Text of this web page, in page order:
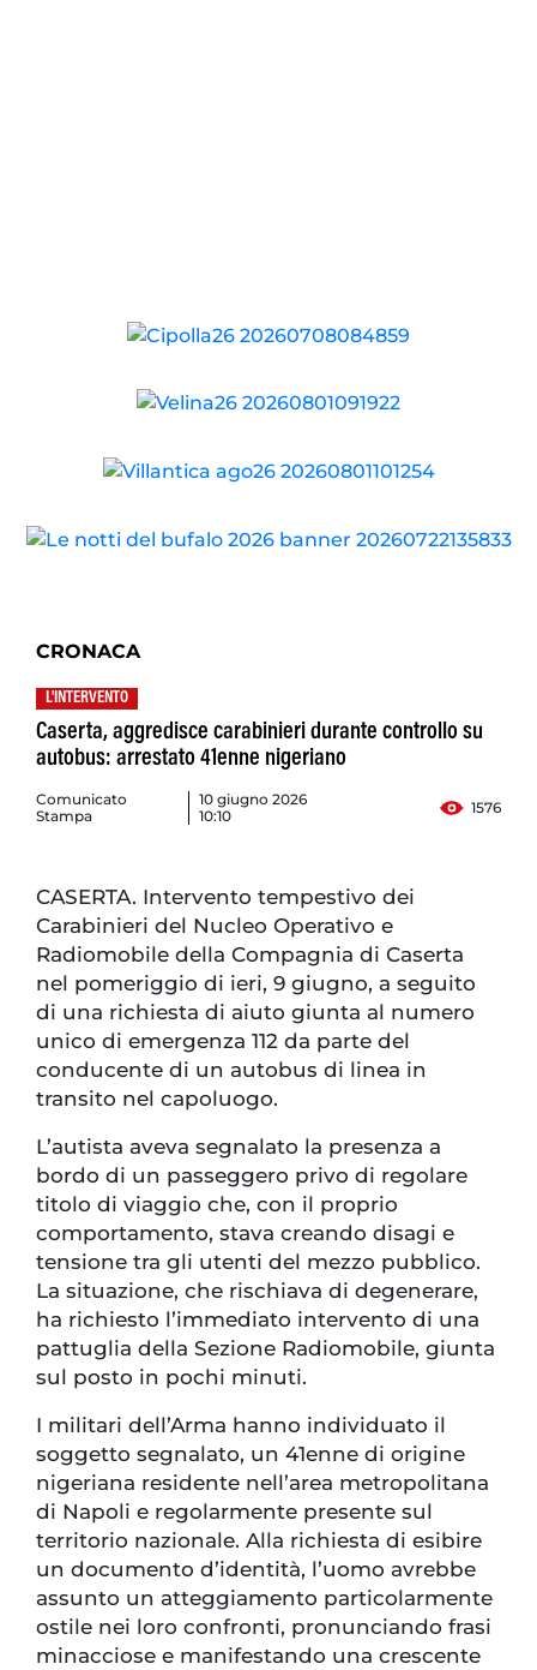
CRONACA
L'INTERVENTO
Caserta, aggredisce carabinieri durante controllo su
autobus: arrestato 41enne nigeriano
Comunicato
Stampa
10 giugno 2026
10:10
1576
CASERTA. Intervento tempestivo dei
Carabinieri del Nucleo Operativo e
Radiomobile della Compagnia di Caserta
nel pomeriggio di ieri, 9 giugno, a seguito
di una richiesta di aiuto giunta al numero
unico di emergenza 112 da parte del
conducente di un autobus di linea in
transito nel capoluogo.
L’autista aveva segnalato la presenza a
bordo di un passeggero privo di regolare
titolo di viaggio che, con il proprio
comportamento, stava creando disagi e
tensione tra gli utenti del mezzo pubblico.
La situazione, che rischiava di degenerare,
ha richiesto l’immediato intervento di una
pattuglia della Sezione Radiomobile, giunta
sul posto in pochi minuti.
I militari dell’Arma hanno individuato il
soggetto segnalato, un 41enne di origine
nigeriana residente nell’area metropolitana
di Napoli e regolarmente presente sul
territorio nazionale. Alla richiesta di esibire
un documento d’identità, l’uomo avrebbe
assunto un atteggiamento particolarmente
ostile nei loro confronti, pronunciando frasi
minacciose e manifestando una crescente